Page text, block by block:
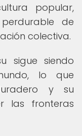
popular,
de
colectiva.
sigue siendo
lo que
y su
las fronteras